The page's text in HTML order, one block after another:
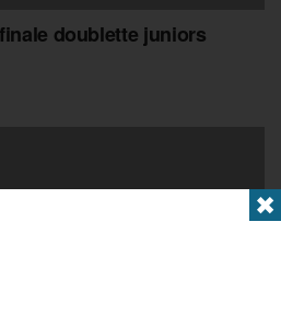
doublette juniors
✖